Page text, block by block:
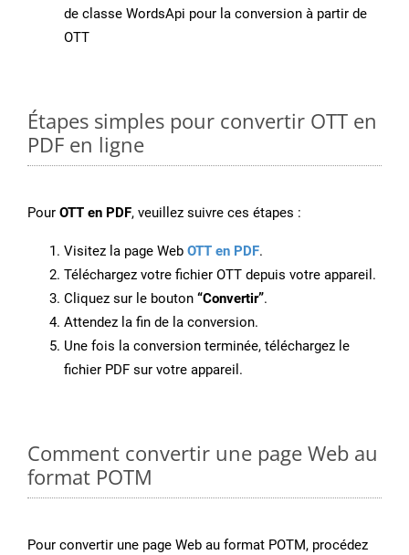
de classe WordsApi pour la conversion à partir de
OTT
Étapes simples pour convertir OTT en
PDF en ligne
Pour OTT en PDF, veuillez suivre ces étapes :
Visitez la page Web OTT en PDF.
Téléchargez votre fichier OTT depuis votre appareil.
Cliquez sur le bouton “Convertir”.
Attendez la fin de la conversion.
Une fois la conversion terminée, téléchargez le
fichier PDF sur votre appareil.
Comment convertir une page Web au
format POTM
Pour convertir une page Web au format POTM, procédez